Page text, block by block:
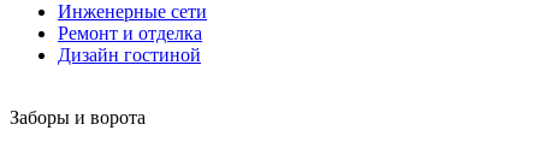
Инженерные сети
Ремонт и отделка
Дизайн гостиной
Заборы и ворота